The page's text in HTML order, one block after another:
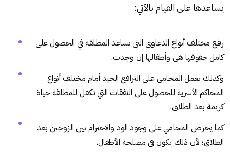
يساعدها على القيام بالآتي:
رفع مختلف أنواع الدعاوى التي تساعد المطلقة في الحصول على
كامل حقوقها هي وأطفالها إن وجدت.
وكذلك يعمل المحامي على الترافع الجيد أمام مختلف أنواع
المحاكم الأسرية للحصول على النفقات التي تكفل للمطلقة حياة
كريمة بعد الطلاق.
كما يحرص المحامي على وجود الود والاحترام بين الزوجين بعد
الطلاق؛ لأن ذلك يكون في مصلحة الأطفال.